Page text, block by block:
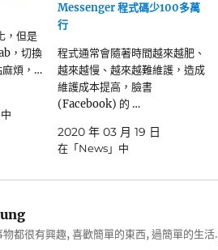
，但是
，切換
煩，…
Messenger 程式碼少100多萬
行
程式通常會隨著時間越來越肥、
越來越慢、越來越難維護，造成
維護成本提高，臉書
(Facebook) 的 …
2020 年 03 月 19 日
在「News」中
都很有興趣, 喜歡簡單的東西, 過簡單的生活.